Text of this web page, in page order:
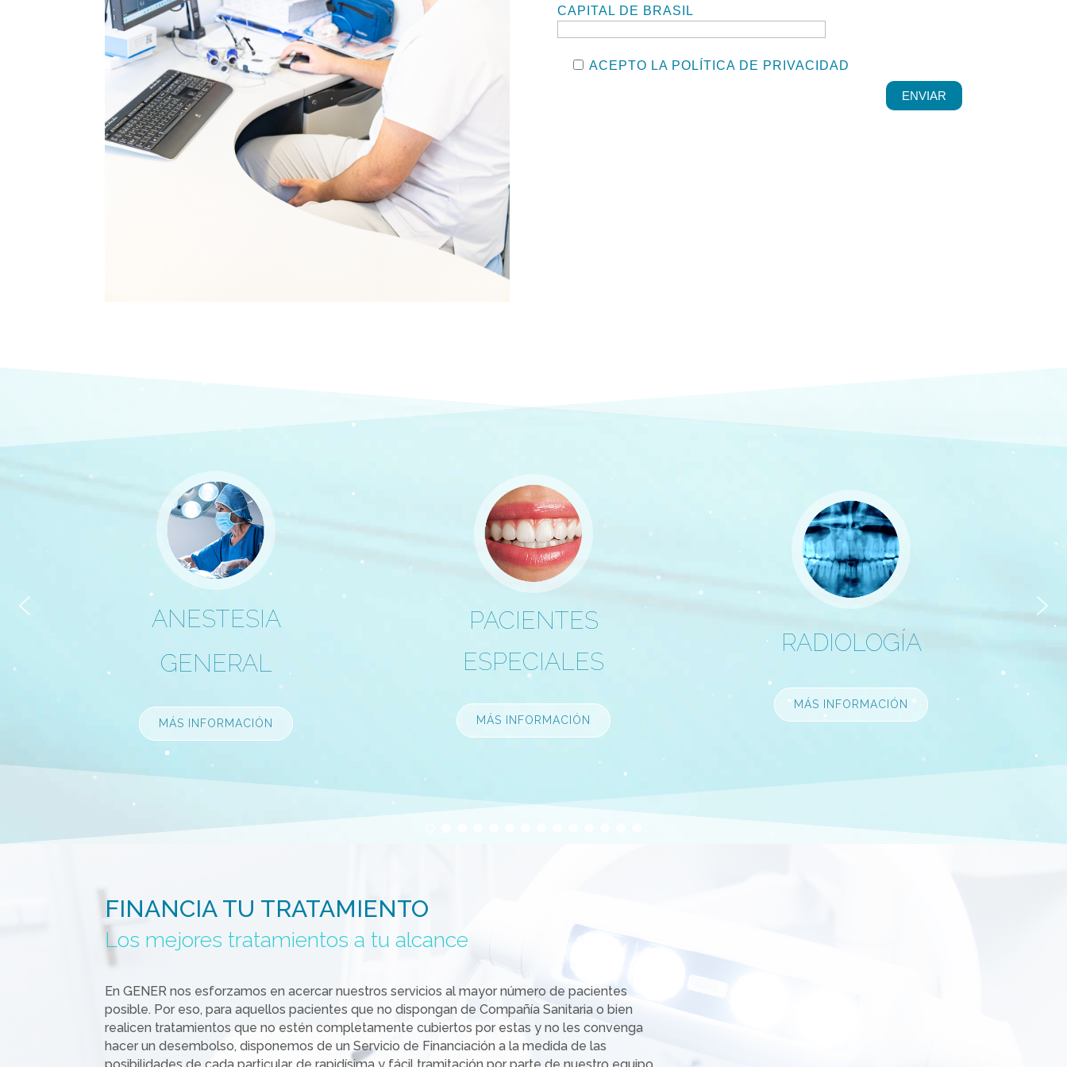
CAPITAL DE BRASIL
ACEPTO LA POLÍTICA DE PRIVACIDAD
PACIENTES
ESPECIALES
MÁS INFORMACIÓN
MÁS INFORMACIÓN
APNEA DEL SUEÑO
MÁS INFORMACIÓN
FINANCIA TU TRATAMIENTO
Los mejores tratamientos a tu alcance
En GENER nos esforzamos en acercar nuestros servicios al mayor número de pacientes
posible. Por eso, para aquellos pacientes que no dispongan de Compañía Sanitaria o bien
realicen tratamientos que no estén completamente cubiertos por estas y no les convenga
hacer un desembolso, disponemos de un Servicio de Financiación a la medida de las